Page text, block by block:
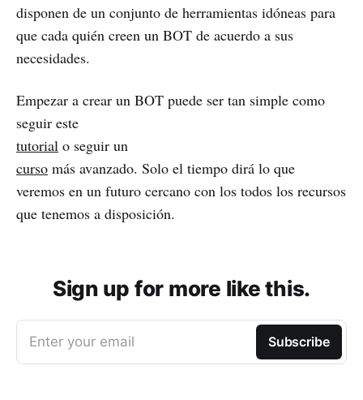
disponen de un conjunto de herramientas idóneas para
que cada quién creen un BOT de acuerdo a sus
necesidades.
Empezar a crear un BOT puede ser tan simple como
seguir este
tutorial o seguir un
curso más avanzado. Solo el tiempo dirá lo que
veremos en un futuro cercano con los todos los recursos
que tenemos a disposición.
Sign up for more like this.
Enter your email Subscribe